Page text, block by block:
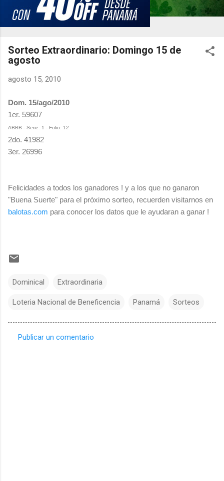
Sorteo Extraordinario: Domingo 15 de
agosto
agosto 15, 2010
Dom. 15/ago/2010
1er. 59607
ABBB - Serie: 1 - Folio: 12
2do. 41982
3er. 26996
Felicidades a todos los ganadores ! y a los que no ganaron
"Buena Suerte" para el próximo sorteo, recuerden visitarnos en
balotas.com para conocer los datos que le ayudaran a ganar !
Dominical Extraordinaria
Loteria Nacional de Beneficencia Panamá Sorteos
Publicar un comentario